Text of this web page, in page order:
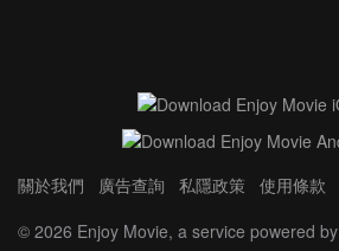
關於我們 廣告查詢 私隱政策
使用條款
© 2026 Enjoy Movie, a service powered by